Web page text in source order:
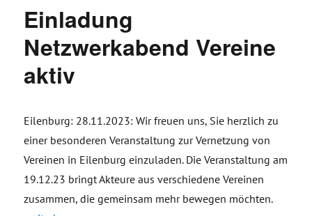
Einladung
Netzwerkabend Vereine
aktiv
Eilenburg: 28.11.2023: Wir freuen uns, Sie herzlich zu
einer besonderen Veranstaltung zur Vernetzung von
Vereinen in Eilenburg einzuladen. Die Veranstaltung am
19.12.23 bringt Akteure aus verschiedene Vereinen
zusammen, die gemeinsam mehr bewegen möchten.